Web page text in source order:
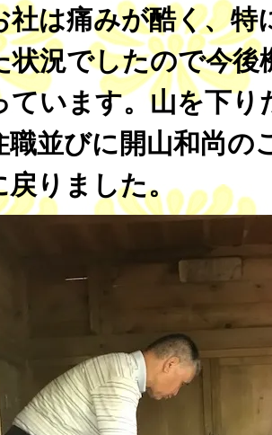
社は痛みが酷く、特
状況でしたので今後
ています。山を下り
職並びに開山和尚の
戻りました。